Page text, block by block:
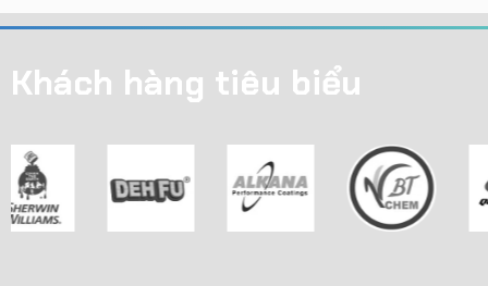
Khách hàng tiêu biểu